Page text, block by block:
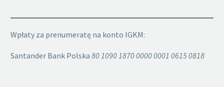
Wpłaty za prenumeratę na konto IGKM:
Santander Bank Polska 80 1090 1870 0000 0001 0615 0818